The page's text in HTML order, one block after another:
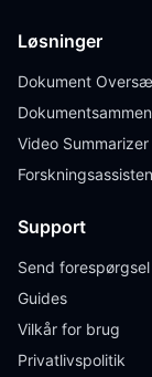
Løsninger
Dokument
Video Summarizer
Support
Send forespørgsel
Guides
Vilkår for brug
Privatlivspolitik